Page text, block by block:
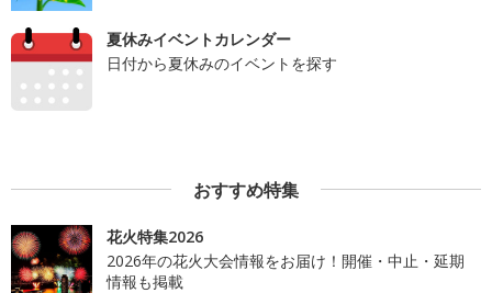
夏休みイベントカレンダー
日付から夏休みのイベントを探す
おすすめ特集
花火特集2026
2026年の花火大会情報をお届け！開催・中止・延期
情報も掲載